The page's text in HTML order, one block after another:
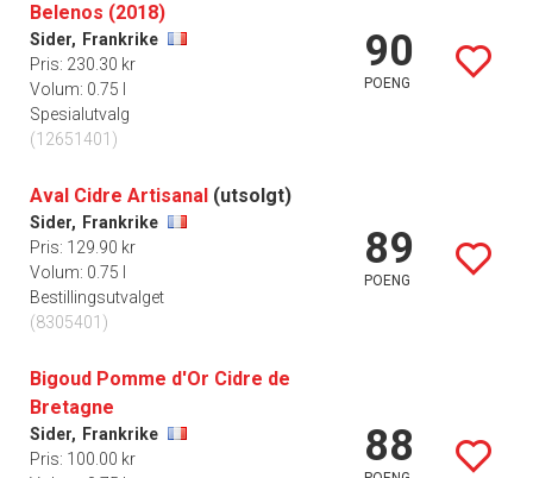
Belenos (2018)
Sider, Frankrike
Pris: 230.30 kr
Volum: 0.75 l
Spesialutvalg
(12651401)
90
POENG
Aval Cidre Artisanal (utsolgt)
Sider, Frankrike
Pris: 129.90 kr
Volum: 0.75 l
Bestillingsutvalget
(8305401)
89
POENG
Bigoud Pomme d'Or Cidre de
Bretagne
Sider, Frankrike
Pris: 100.00 kr
88